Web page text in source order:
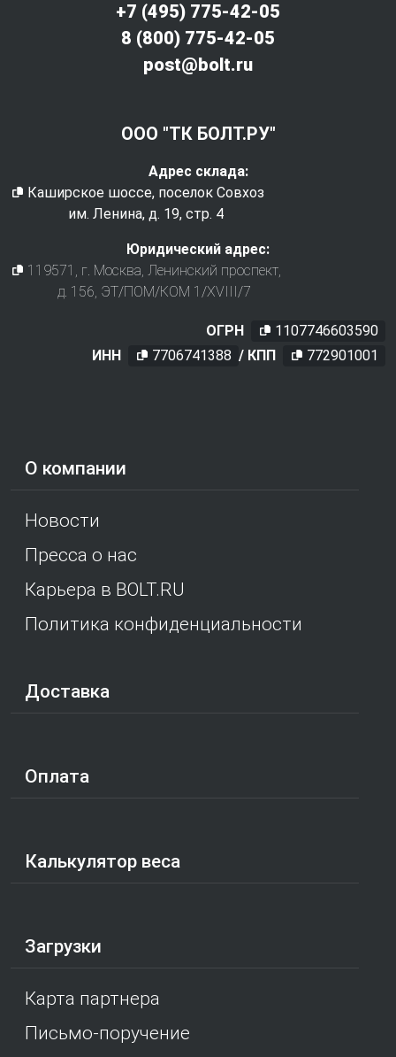
О компании
Новости
Пресса о нас
Карьера в BOLT.RU
Политика конфиденциальности
Доставка
Оплата
Калькулятор веса
Загрузки
Карта партнера
Письмо-поручение
+7 (495) 775-42-05
8 (800) 775-42-05
post@bolt.ru
ООО "ТК БОЛТ.РУ"
Адрес склада:
Каширское шоссе, поселок Совхоз
им. Ленина, д. 19, стр. 4
Юридический адрес:
119571 , г. Москва, Ленинский проспект,
д. 156, ЭТ/ПОМ/КОМ 1/XVIII/7
ОГРН
1107746603590
ИНН
7706741388 / КПП 772901001